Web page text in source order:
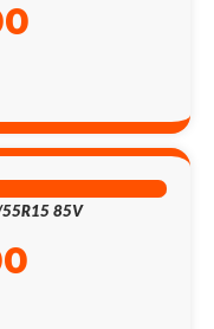
55R15 85V